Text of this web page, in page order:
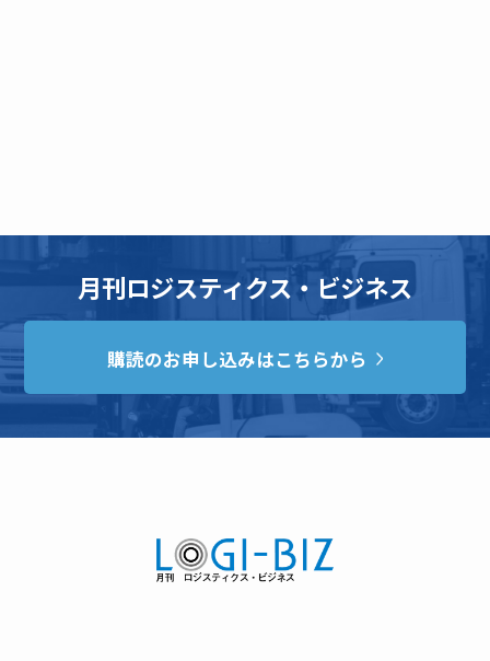
月刊ロジスティクス・ビジネス
購読のお申し込みはこちらから